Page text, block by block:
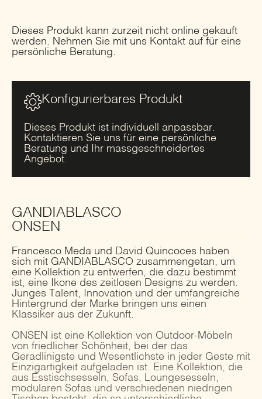
Dieses Produkt kann zurzeit nicht online gekauft
werden. Nehmen Sie mit uns Kontakt auf für eine
persönliche Beratung.
Konfigurierbares Produkt
Dieses Produkt ist individuell anpassbar.
Kontaktieren Sie uns für eine persönliche
Beratung und Ihr massgeschneidertes
Angebot.
GANDIABLASCO
ONSEN
Francesco Meda und David Quincoces haben
sich mit GANDIABLASCO zusammengetan, um
eine Kollektion zu entwerfen, die dazu bestimmt
ist, eine Ikone des zeitlosen Designs zu werden.
Junges Talent, Innovation und der umfangreiche
Hintergrund der Marke bringen uns einen
Klassiker aus der Zukunft.
ONSEN ist eine Kollektion von Outdoor-Möbeln
von friedlicher Schönheit, bei der das
Geradlinigste und Wesentlichste in jeder Geste mit
Einzigartigkeit aufgeladen ist. Eine Kollektion, die
aus Esstischsesseln, Sofas, Loungesesseln,
modularen Sofas und verschiedenen niedrigen